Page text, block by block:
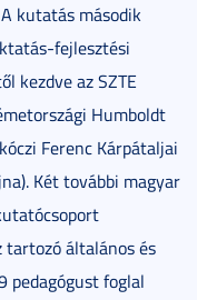
kutatás második
fejlesztési
kezdve az SZTE
Humboldt
Ferenc Kárpátaljai
Két további magyar
tartozó általános és
pedagógust foglal